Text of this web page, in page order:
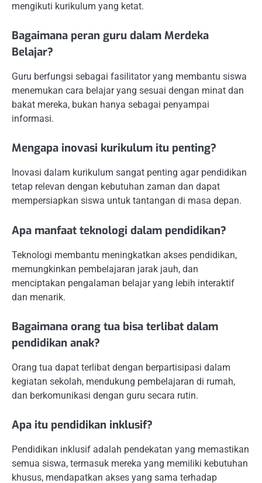
mengikuti kurikulum yang ketat.
Bagaimana peran guru dalam Merdeka
Belajar?
Guru berfungsi sebagai fasilitator yang membantu siswa
menemukan cara belajar yang sesuai dengan minat dan
bakat mereka, bukan hanya sebagai penyampai
informasi.
Mengapa inovasi kurikulum itu penting?
Inovasi dalam kurikulum sangat penting agar pendidikan
tetap relevan dengan kebutuhan zaman dan dapat
mempersiapkan siswa untuk tantangan di masa depan.
Apa manfaat teknologi dalam pendidikan?
Teknologi membantu meningkatkan akses pendidikan,
memungkinkan pembelajaran jarak jauh, dan
menciptakan pengalaman belajar yang lebih interaktif
dan menarik.
Bagaimana orang tua bisa terlibat dalam
pendidikan anak?
Orang tua dapat terlibat dengan berpartisipasi dalam
kegiatan sekolah, mendukung pembelajaran di rumah,
dan berkomunikasi dengan guru secara rutin.
Apa itu pendidikan inklusif?
Pendidikan inklusif adalah pendekatan yang memastikan
semua siswa, termasuk mereka yang memiliki kebutuhan
khusus, mendapatkan akses yang sama terhadap